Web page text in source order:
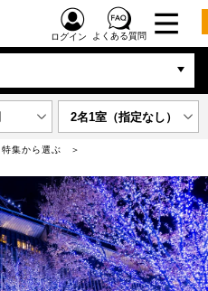
ログイン よくある質問
2名1室（指定なし）
特集から選ぶ